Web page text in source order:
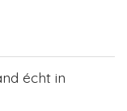
écht in